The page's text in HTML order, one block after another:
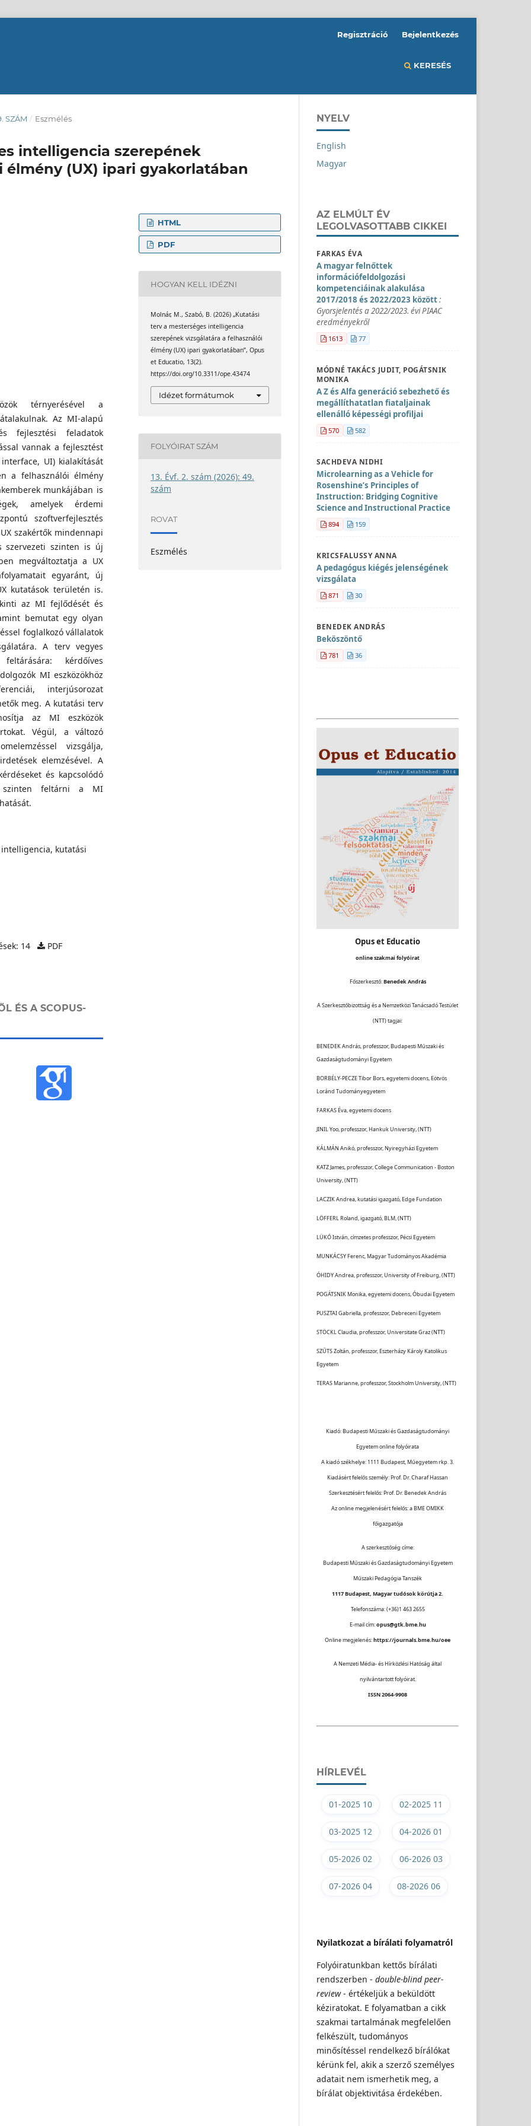
KERESÉS
Regisztráció Bejelentkezés
SZÁM / Eszmélés
intelligencia szerepének
élmény (UX) ipari gyakorlatában
termék- és
térnyerésével a
Az MI-alapú
fejlesztési feladatok
vannak a fejlesztést
UI) kialakítását
a felhasználói élmény
munkájában is
amelyek érdemi
szoftverfejlesztés
szakértők mindennapi
szervezeti szinten is új
megváltoztatja a UX
egyaránt, új
kutatások területén is.
az MI fejlődését és
bemutat egy olyan
foglalkozó vállalatok
A terv vegyes
kérdőíves
MI eszközökhöz
interjúsorozat
meg. A kutatási terv
az MI eszközök
Végül, a változó
vizsgálja,
elemzésével. A
és kapcsolódó
szinten feltárni a MI
kutatási
14 PDF
ÉS A SCOPUS-
HTML
PDF
HOGYAN KELL IDÉZNI
Molnár, M., Szabó, B. (2026) „Kutatási
terv a mesterséges intelligencia
szerepének vizsgálatára a felhasználói
élmény (UX) ipari gyakorlatában”, Opus
et Educatio, 13(2).
https://doi.org/10.3311/ope.43474
Idézet formátumok
FOLYÓIRAT SZÁM
13. Évf. 2. szám (2026): 49.
szám
ROVAT
Eszmélés
NYELV
English
Magyar
AZ ELMÚLT ÉV
LEGOLVASOTTABB CIKKEI
FARKAS ÉVA
A magyar felnőttek
információfeldolgozási
kompetenciáinak alakulása
2017/2018 és 2022/2023 között:
Gyorsjelentés a 2022/2023. évi PIAAC
eredményekről
1613 77
MÓDNÉ TAKÁCS JUDIT, POGÁTSNIK
MONIKA
A Z és Alfa generáció sebezhető és
megállíthatatlan fiataljainak
ellenálló képességi profiljai
570 582
SACHDEVA NIDHI
Microlearning as a Vehicle for
Rosenshine’s Principles of
Instruction: Bridging Cognitive
Science and Instructional Practice
894 159
KRICSFALUSSY ANNA
A pedagógus kiégés jelenségének
vizsgálata
871 30
BENEDEK ANDRÁS
Beköszöntő
781 36
Opus et Educatio
online szakmai folyóirat
Főszerkesztő:Benedek András
A Szerkesztőbizottság és a Nemzetközi Tanácsadó Testület
(NTT) tagjai:
BENEDEK András, professzor, Budapesti Műszaki és
Gazdaságtudományi Egyetem
BORBÉLY-PECZE Tibor Bors, egyetemi docens, Eötvös
Loránd Tudományegyetem
FARKAS Éva, egyetemi docens
JINIL Yoo, professzor, Hankuk University, (NTT)
KÁLMÁN Anikó, professzor, Nyiregyházi Egyetem
KATZ James, professzor, College Communication - Boston
University, (NTT)
LACZIK Andrea, kutatási igazgató, Edge Fundation
LÖFFERL Roland, igazgató, BLM, (NTT)
LÜKŐ István, címzetes professzor, Pécsi Egyetem
MUNKÁCSY Ferenc, Magyar Tudományos Akadémia
ÓHIDY Andrea, professzor, University of Freiburg, (NTT)
POGÁTSNIK Monika, egyetemi docens, Óbudai Egyetem
PUSZTAI Gabriella, professzor, Debreceni Egyetem
STÖCKL Claudia, professzor, Universitate Graz (NTT)
SZŰTS Zoltán, professzor, Eszterházy Károly Katolikus
Egyetem
TERAS Marianne, professzor, Stockholm University, (NTT)
Kiadó: Budapesti Műszaki és Gazdaságtudományi
Egyetem online folyóirata
A kiadó székhelye: 1111 Budapest, Műegyetem rkp. 3.
Kiadásért felelős személy: Prof. Dr. Charaf Hassan
Szerkesztésért felelős: Prof. Dr. Benedek András
Az online megjelenésért felelős: a BME OMIKK
főigazgatója
A szerkesztőség címe:
Budapesti Műszaki és Gazdaságtudományi Egyetem
Műszaki Pedagógia Tanszék
1117 Budapest, Magyar tudósok körútja 2.
Telefonszáma: (+36)1 463 2655
E-mail cím:opus@gtk.bme.hu
Online megjelenés:https://journals.bme.hu/oee
A Nemzeti Média- és Hírközlési Hatóság által
nyilvántartott folyóirat.
ISSN 2064-9908
HÍRLEVÉL
01-2025 10 02-2025 11
03-2025 12 04-2026 01
05-2026 02 06-2026 03
07-2026 04 08-2026 06
Nyilatkozat a bírálati folyamatról
Folyóiratunkban kettős bírálati
rendszerben - double-blind peer-
review- értékeljük a beküldött
kéziratokat. E folyamatban a cikk
szakmai tartalmának megfelelően
felkészült, tudományos
minősítéssel rendelkező bírálókat
kérünk fel, akik a szerző személyes
adatait nem ismerhetik meg, a
bírálat objektivitása érdekében.